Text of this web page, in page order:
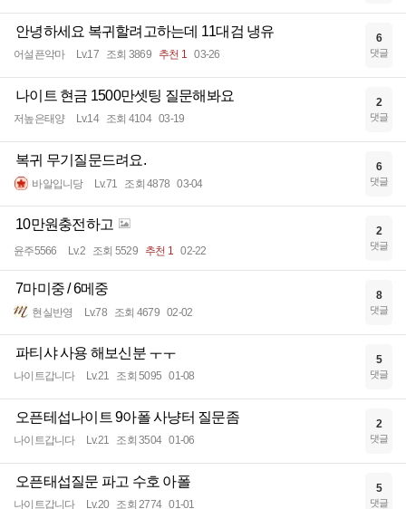
안녕하세요 복귀할려고하는데 11대검 냉유
어설픈악마 Lv.17 조회 3869 추천 1 03-26
6
댓글
나이트 현금 1500만셋팅 질문해봐요
저높은태양 Lv.14 조회 4104 03-19
2
댓글
복귀 무기질문드려요.
바알입니당 Lv.71 조회 4878 03-04
6
댓글
10만원충전하고
윤주5566 Lv.2 조회 5529 추천 1 02-22
2
댓글
7마미중 / 6메중
현실반영 Lv.78 조회 4679 02-02
8
댓글
파티샤 사용 해보신분 ㅜㅜ
나이트갑니다 Lv.21 조회 5095 01-08
5
댓글
오픈테섭나이트 9아폴 사냥터 질문좀
나이트갑니다 Lv.21 조회 3504 01-06
2
댓글
오픈태섭질문 파고 수호 아폴
나이트갑니다 Lv.20 조회 2774 01-01
5
댓글